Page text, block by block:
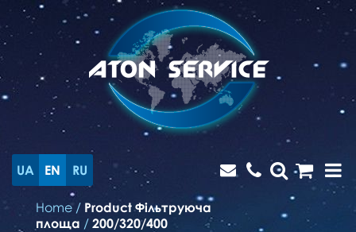
UA EN RU
Home / Product Фільтруюча
площа / 200/320/400